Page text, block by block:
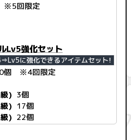
※5回限定
Lv5強化セット
に強化できるアイテムセット！
個 ※4回限定
) 3個
) 17個
) 22個